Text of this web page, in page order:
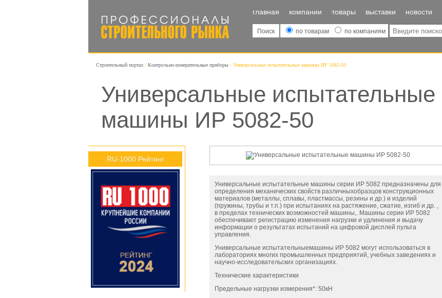
главная компании товары выставки новости
Поиск по товарам по компаниям
Строительный портал Контрольно-измерительные приборы Универсальные испытательные машины ИР 5082-50
Универсальные испытательные
машины ИР 5082-50
RU-1000 Рейтинг
Универсальные испытательные машины серии ИР 5082 предназначены для
определения механических свойств различныхобразцов конструкционных
материалов (металлы, сплавы, пластмассы, резины и др.) и изделий
(пружины, трубы и т.п.) при испытаниях на растяжение, сжатие, изгиб и др. ,
в пределах технических возможностей машины,. Машины серии ИР 5082
обеспечивают регистрацию изменения нагрузки и удлинения и выдачу
информации о результатах испытаний на цифровой дисплей пульта
управления.
Универсальные испытательныемашины ИР 5082 могут использоваться в
лабораториях многих промышленных предприятий, учебных заведениях и
научно-исследовательских организациях.
Технические характеристики
Предельные нагрузки измерения*: 50кН